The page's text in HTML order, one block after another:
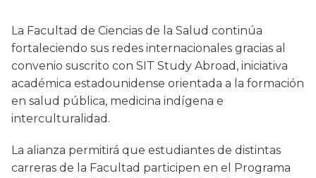
La Facultad de Ciencias de la Salud continúa
fortaleciendo sus redes internacionales gracias al
convenio suscrito con SIT Study Abroad, iniciativa
académica estadounidense orientada a la formación
en salud pública, medicina indígena e
interculturalidad.
La alianza permitirá que estudiantes de distintas
carreras de la Facultad participen en el Programa